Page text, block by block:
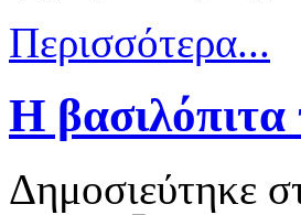
Περισσότερα...
Η
Δημοσιεύτηκε